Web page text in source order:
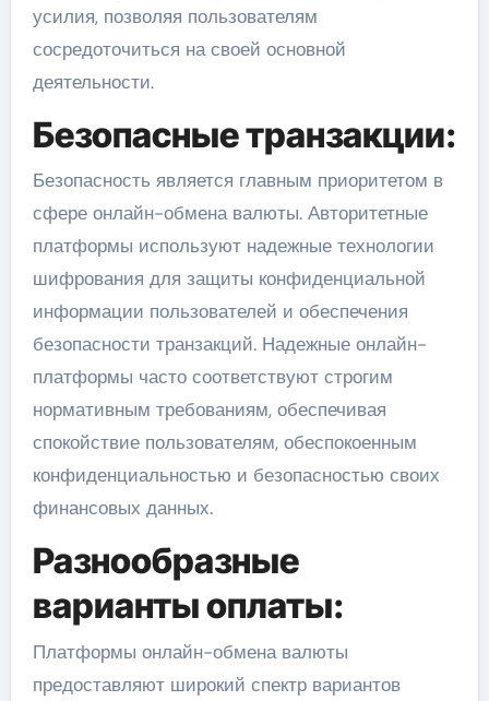
усилия, позволяя пользователям
сосредоточиться на своей основной
деятельности.
Безопасные транзакции:
Безопасность является главным приоритетом в
сфере онлайн-обмена валюты. Авторитетные
платформы используют надежные технологии
шифрования для защиты конфиденциальной
информации пользователей и обеспечения
безопасности транзакций. Надежные онлайн-
платформы часто соответствуют строгим
нормативным требованиям, обеспечивая
спокойствие пользователям, обеспокоенным
конфиденциальностью и безопасностью своих
финансовых данных.
Разнообразные
варианты оплаты:
Платформы онлайн-обмена валюты
предоставляют широкий спектр вариантов